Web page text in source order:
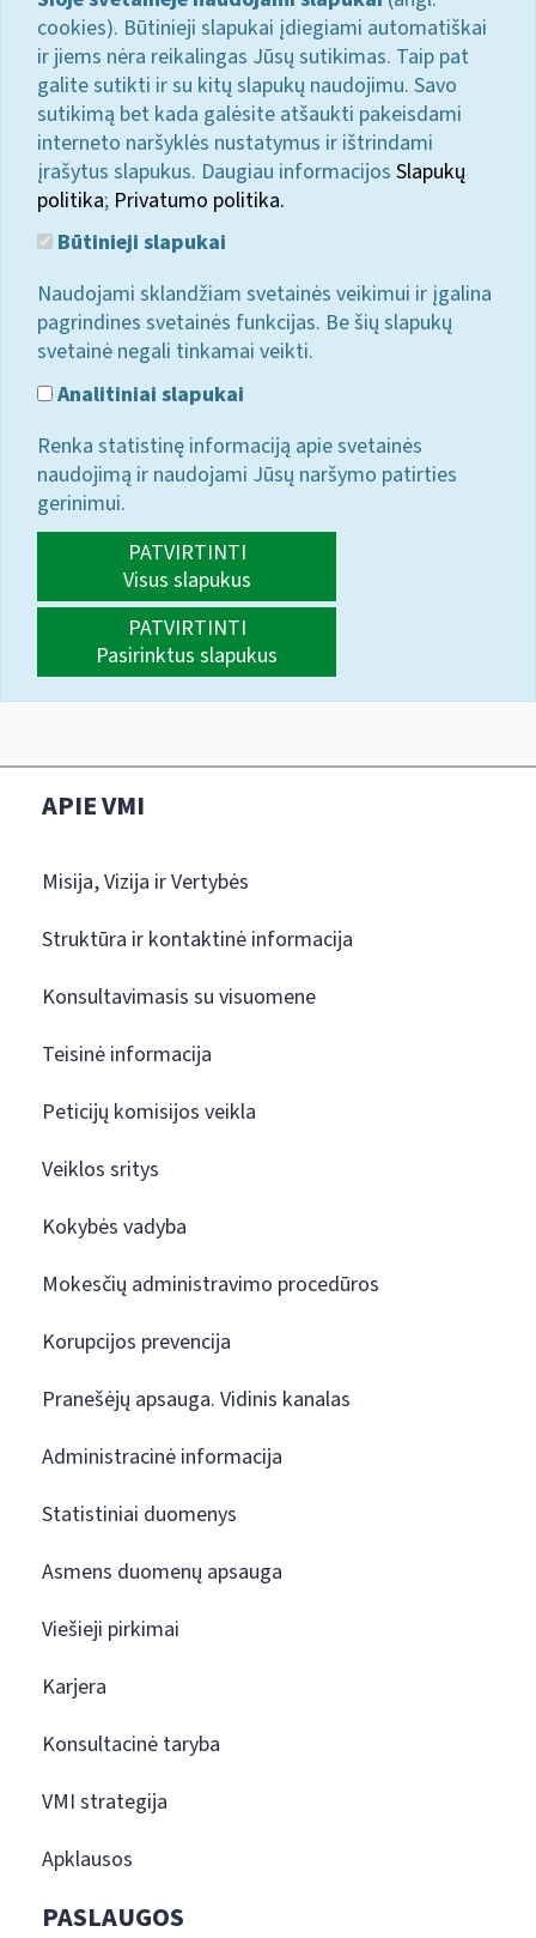
cookies). Būtinieji slapukai įdiegiami automatiškai
ir jiems nėra reikalingas Jūsų sutikimas. Taip pat
galite sutikti ir su kitų slapukų naudojimu. Savo
sutikimą bet kada galėsite atšaukti pakeisdami
interneto naršyklės nustatymus ir ištrindami
įrašytus slapukus. Daugiau informacijos Slapukų
politika; Privatumo politika.
Būtinieji slapukai
Naudojami sklandžiam svetainės veikimui ir įgalina
pagrindines svetainės funkcijas. Be šių slapukų
svetainė negali tinkamai veikti.
Analitiniai slapukai
Renka statistinę informaciją apie svetainės
naudojimą ir naudojami Jūsų naršymo patirties
gerinimui.
PATVIRTINTI
Visus slapukus
PATVIRTINTI
Pasirinktus slapukus
APIE VMI
Misija, Vizija ir Vertybės
Struktūra ir kontaktinė informacija
Konsultavimasis su visuomene
Teisinė informacija
Peticijų komisijos veikla
Veiklos sritys
Kokybės vadyba
Mokesčių administravimo procedūros
Korupcijos prevencija
Pranešėjų apsauga. Vidinis kanalas
Administracinė informacija
Statistiniai duomenys
Asmens duomenų apsauga
Viešieji pirkimai
Karjera
Konsultacinė taryba
VMI strategija
Apklausos
PASLAUGOS